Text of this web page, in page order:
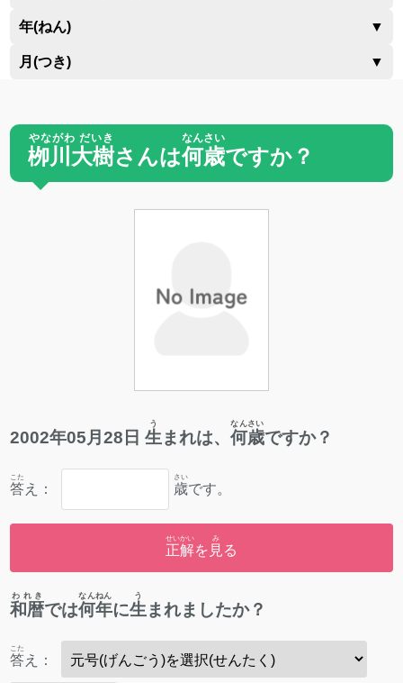
年(ねん) ▼
月(つき) ▼
栁川大樹
やながわ だいき
さんは何歳
なんさい
ですか？
2002年05月28 日 生
う
まれは、何歳
なんさい
ですか？
答
こた
え： 歳
さい
です。
正解
せいかい
を 見
み
る
和暦
われき
では何年
なんねん
に生
う
まれましたか？
答
こた
え：